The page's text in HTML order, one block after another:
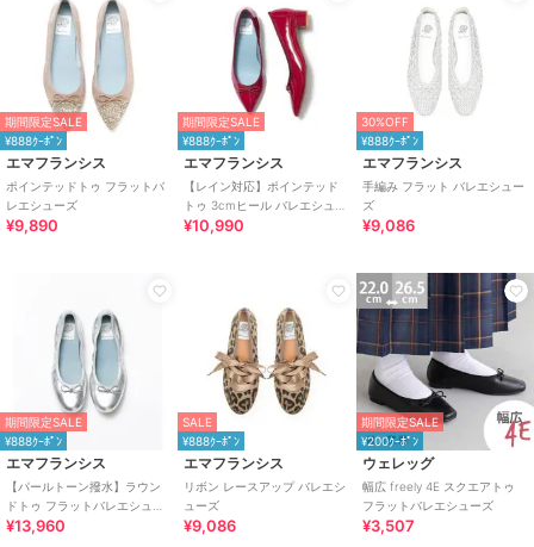
期間限定SALE
¥888ｸｰﾎﾟﾝ
エマフランシス
ポインテッドトゥ フラットバ
レエシューズ
¥9,890
期間限定SALE
¥888ｸｰﾎﾟﾝ
エマフランシス
【レイン対応】ポインテッド
トゥ 3cmヒール バレエシュー
ズ
¥10,990
30%OFF
¥888ｸｰﾎﾟﾝ
エマフランシス
手編み フラット バレエシュー
ズ
¥9,086
期間限定SALE
¥888ｸｰﾎﾟﾝ
エマフランシス
【パールトーン撥水】ラウン
ドトゥ フラットバレエシュー
ズ
¥13,960
SALE
¥888ｸｰﾎﾟﾝ
エマフランシス
リボン レースアップ バレエシ
ューズ
¥9,086
期間限定SALE
¥200ｸｰﾎﾟﾝ
ウェレッグ
幅広 freely 4E スクエアトゥ
フラットバレエシューズ
¥3,507